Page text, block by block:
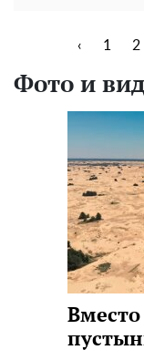
‹ 1 2
Фото и
Вместо